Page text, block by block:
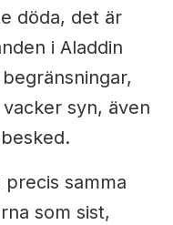
döda, det är
i Aladdin
syn, även
samma
som sist,